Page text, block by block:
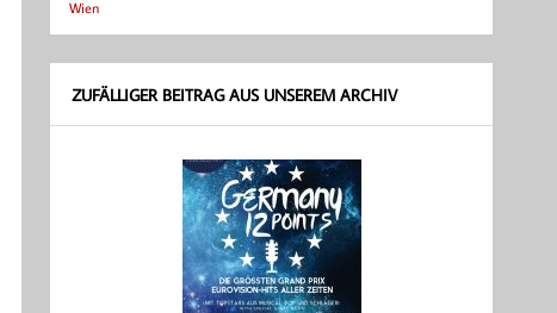
Wien
ZUFÄLLIGER BEITRAG AUS UNSEREM ARCHIV